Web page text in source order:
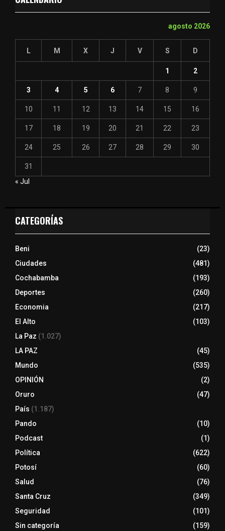
agosto 2026
L M X J V S D
1 2
3 4 5 6 7 8 9
10 11 12 13 14 15 16
17 18 19 20 21 22 23
24 25 26 27 28 29 30
31
« Jul
CATEGORÍAS
Beni
(23)
Ciudades
(481)
Cochabamba
(193)
Deportes
(260)
Economia
(217)
El Alto
(103)
La Paz (1.027)
LA PAZ
(45)
Mundo
(535)
OPINIÓN
(2)
Oruro
(47)
País (1.187)
Pando
(10)
Podcast
(1)
Política
(622)
Potosí
(60)
Salud
(76)
Santa Cruz
(349)
Seguridad
(101)
Sin categoría
(159)